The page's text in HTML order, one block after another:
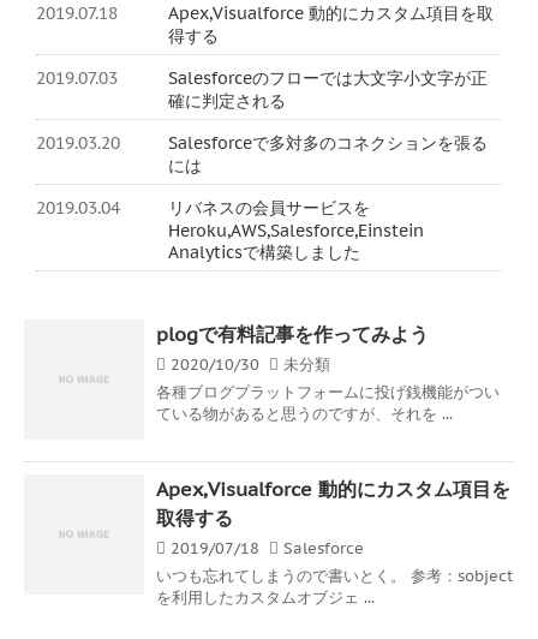
2019.07.18
Apex,Visualforce 動的にカスタム項目を取
得する
2019.07.03
Salesforceのフローでは大文字小文字が正
確に判定される
2019.03.20
Salesforceで多対多のコネクションを張る
には
2019.03.04
リバネスの会員サービスを
Heroku,AWS,Salesforce,Einstein
Analyticsで構築しました
plogで有料記事を作ってみよう
2020/10/30
未分類
各種ブログプラットフォームに投げ銭機能がつい
ている物があると思うのですが、それを ...
Apex,Visualforce 動的にカスタム項目を
取得する
2019/07/18
Salesforce
いつも忘れてしまうので書いとく。 参考：sobject
を利用したカスタムオブジェ ...